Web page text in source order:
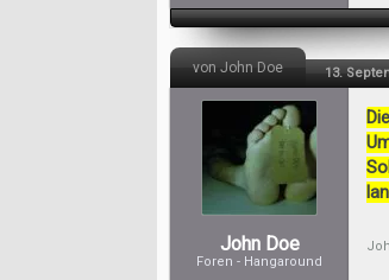
von John Doe 13.
John Doe
Foren - Hangaround